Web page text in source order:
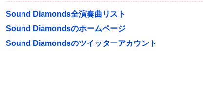
Sound Diamonds全演奏曲リスト
Sound Diamondsのホームページ
Sound Diamondsのツイッターアカウント